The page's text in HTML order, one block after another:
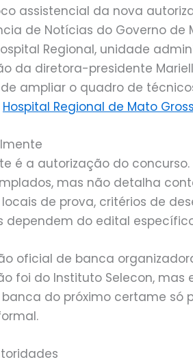
assistencial da nova
de Notícias do Governo
Regional, unidade
da diretora-presidente
ampliar o quadro de
Hospital Regional de Mato
é a autorização do
mas não detalha
de prova, critérios de
dependem do edital
oficial de banca
foi do Instituto Selecon,
do próximo certame só